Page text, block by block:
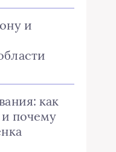
и
как
и почему